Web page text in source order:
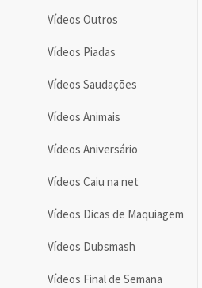
Vídeos Outros
Vídeos Piadas
Vídeos Saudações
Vídeos Animais
Vídeos Aniversário
Vídeos Caiu na net
Vídeos Dicas de Maquiagem
Vídeos Dubsmash
Vídeos Final de Semana